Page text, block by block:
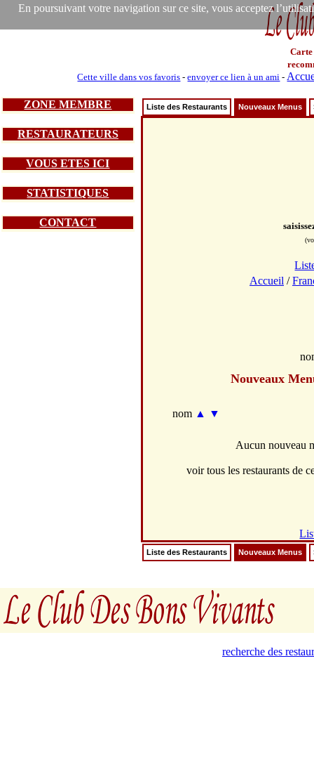
En poursuivant votre navigation sur ce site, vous acceptez
Carte
Cette ville dans vos favoris -envoyer ce lien à un ami -
ZONE MEMBRE
RESTAURATEURS
VOUS ETES ICI
STATISTIQUES
CONTACT
Liste des Restaurants Nouveaux Menus
Accueil /
Nouveaux
nom ▲ ▼
Aucun nouveau
voir tous les restaurants de
Liste des Restaurants Nouveaux Menus
recherche des